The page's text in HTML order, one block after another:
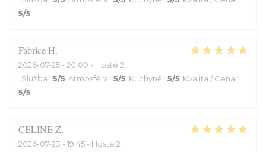
5/5
FabriceH
2026-07-25 - 20:00 - Hosté 2
Služba : 5/5 Atmosféra : 5/5 Kuchyně : 5/5 Kvalita / Cena :
5/5
CELINEZ
2026-07-23 - 19:45 - Hosté 2